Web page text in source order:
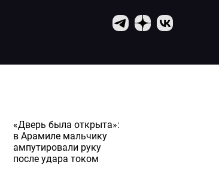
«Дверь была открыта»:
в Арамиле мальчику
ампутировали руку
после удара током